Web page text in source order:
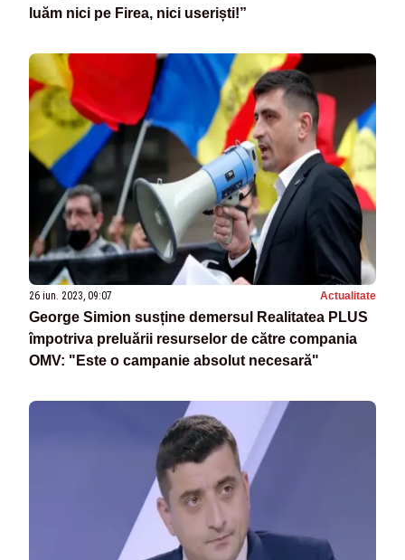
luăm nici pe Firea, nici useriști!”
26 iun. 2023, 09:07 Actualitate
George Simion susține demersul Realitatea PLUS
împotriva preluării resurselor de către compania
OMV: "Este o campanie absolut necesară"